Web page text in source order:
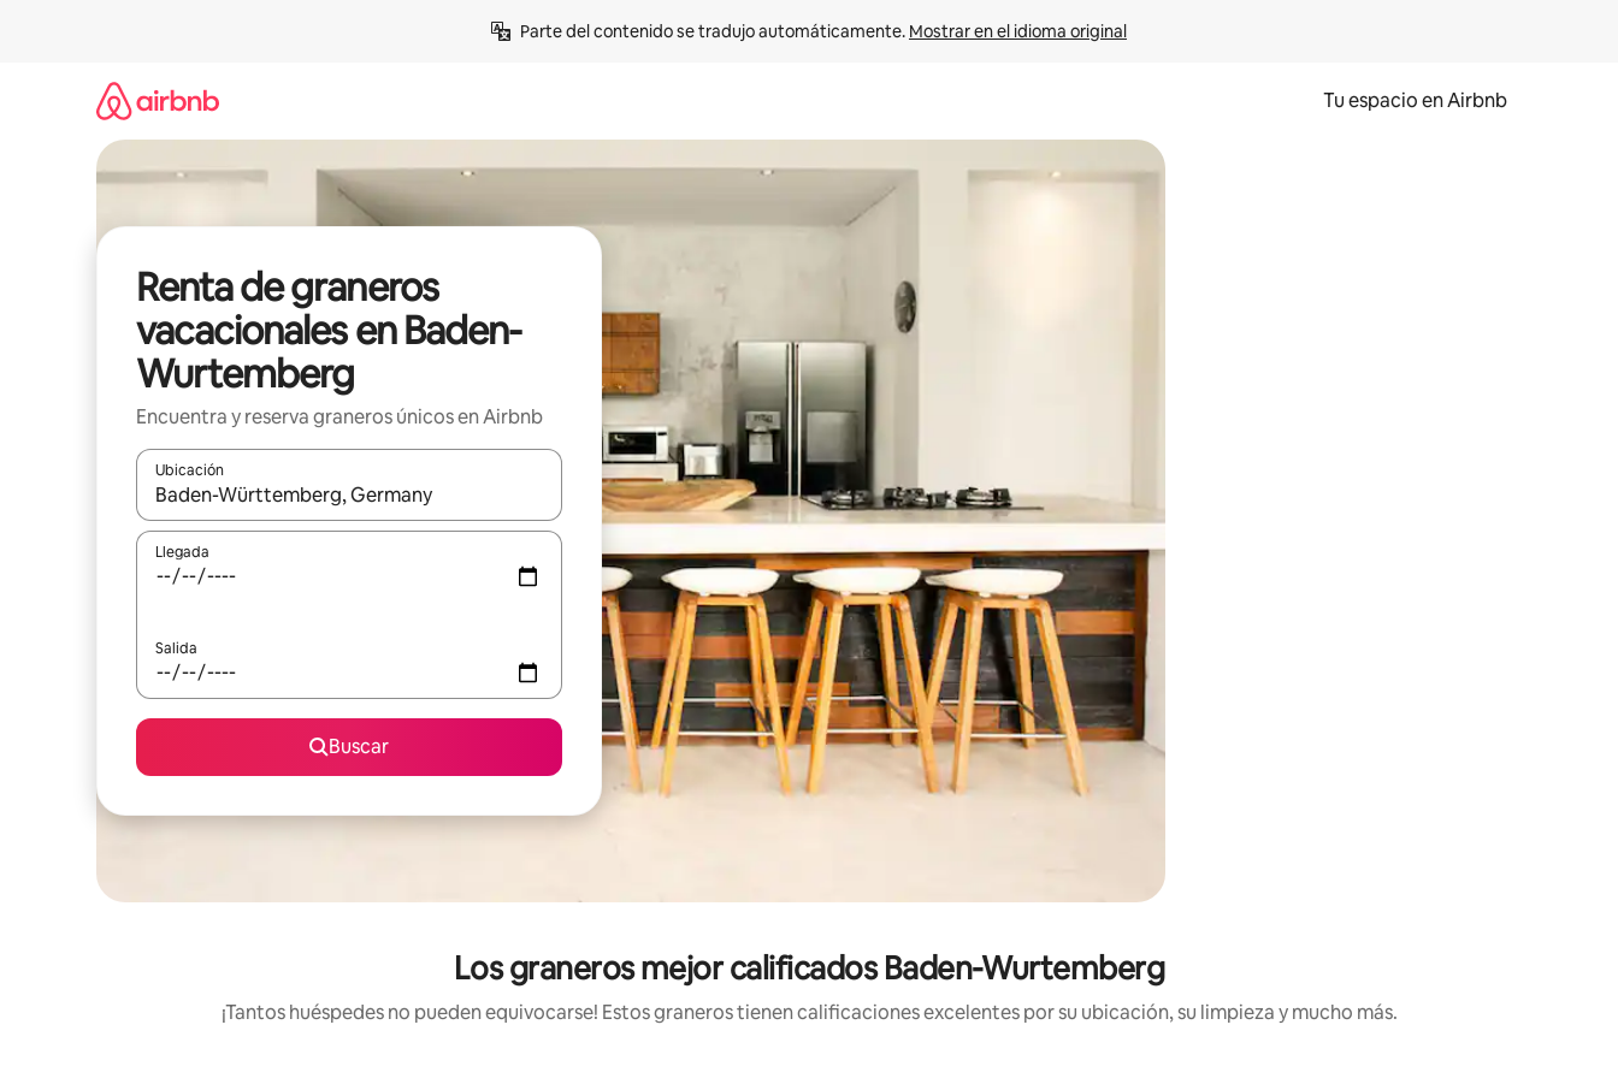
Parte del contenido se tradujo automáticamente. Mostrar en el idioma original
Tu espacio en Airbnb
Renta de graneros
vacacionales en Baden-
Wurtemberg
Encuentra y reserva graneros únicos en Airbnb
Ubicación
Cuando los resultados estén disponibles, podrás navegar usando las teclas de las flechas hacia arriba y hacia abajo, o bien tocando y deslizando la pantalla.
Llegada
Salida
Buscar
Los graneros mejor calificados Baden-Wurtemberg
¡Tantos huéspedes no pueden equivocarse! Estos graneros tienen calificaciones excelentes por su ubicación, su limpieza y mucho más.